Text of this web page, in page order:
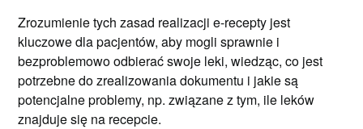
Zrozumienie tych zasad realizacji e-recepty jest
kluczowe dla pacjentów, aby mogli sprawnie i
bezproblemowo odbierać swoje leki, wiedząc, co jest
potrzebne do zrealizowania dokumentu i jakie są
potencjalne problemy, np. związane z tym, ile leków
znajduje się na recepcie.